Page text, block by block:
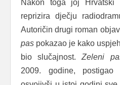
Nakon toga joj
reprizira dječju
Autoričin drugi roman
pas pokazao je kako
bio slučajnost.Zeleni
2009. godine, postigao